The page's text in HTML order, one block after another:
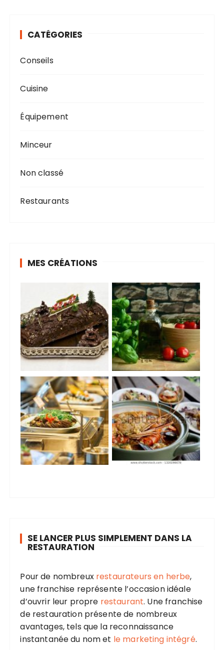
CATÉGORIES
Conseils
Cuisine
Équipement
Minceur
Non classé
Restaurants
MES CRÉATIONS
SE LANCER PLUS SIMPLEMENT DANS LA
RESTAURATION
Pour de nombreux restaurateurs en herbe,
une franchise représente l’occasion idéale
d’ouvrir leur propre restaurant. Une franchise
de restauration présente de nombreux
avantages, tels que la reconnaissance
instantanée du nom et le marketing intégré.